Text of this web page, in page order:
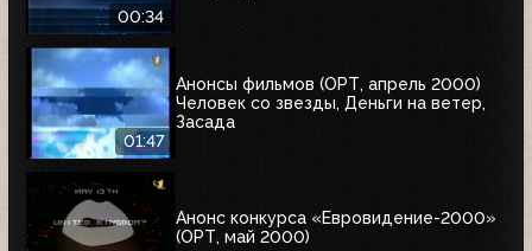
00:34
01:47
Анонсы фильмов (ОРТ, апрель 2000)
Человек со звезды, Деньги на ветер,
Засада
Анонс конкурса «Евровидение-2000»
(ОРТ, май 2000)